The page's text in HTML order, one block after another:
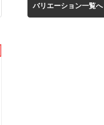
バリエーション一覧へ